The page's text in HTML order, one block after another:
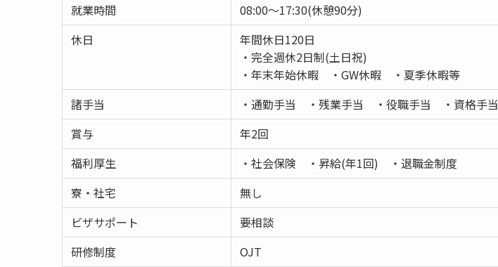
就業時間
08:00〜17:30(休憩90分)
休日
年間休日120日
・完全週休2日制(土日祝)
・年末年始休暇 ・GW休暇 ・夏季休暇等
諸手当
・通勤手当 ・残業手当 ・役職手当 ・資格手当
賞与
年2回
福利厚生
・社会保険 ・昇給(年1回) ・退職金制度
寮・社宅
無し
ビザサポート
要相談
研修制度
OJT